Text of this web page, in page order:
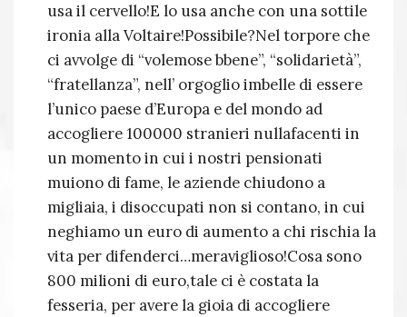
usa il cervello!E lo usa anche con una sottile
ironia alla Voltaire!Possibile?Nel torpore che
ci avvolge di “volemose bbene”, “solidarietà”,
“fratellanza”, nell’ orgoglio imbelle di essere
l’unico paese d’Europa e del mondo ad
accogliere 100000 stranieri nullafacenti in
un momento in cui i nostri pensionati
muiono di fame, le aziende chiudono a
migliaia, i disoccupati non si contano, in cui
neghiamo un euro di aumento a chi rischia la
vita per difenderci…meraviglioso!Cosa sono
800 milioni di euro,tale ci è costata la
fesseria, per avere la gioia di accogliere